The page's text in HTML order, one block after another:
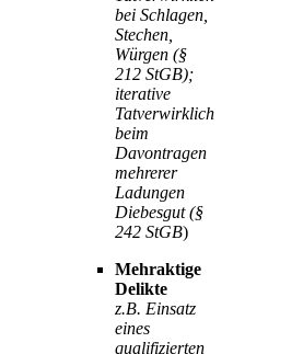
bei Schlagen,
Stechen,
Würgen (§
212 StGB);
iterative
Tatverwirklichung
beim
Davontragen
mehrerer
Ladungen
Diebesgut (§
242 StGB)
Mehraktige
Delikte
z.B. Einsatz
eines
qualifizierten